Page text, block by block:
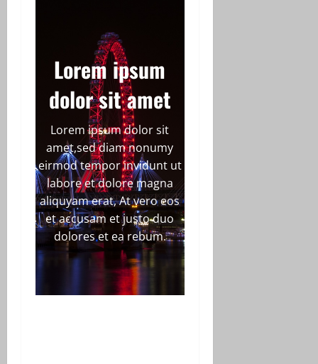
Lorem ipsum
dolor sit amet
Lorem ipsum dolor sit
amet,sed diam nonumy
eirmod tempor invidunt ut
labore et dolore magna
aliquyam erat, At vero eos
et accusam et justo duo
dolores et ea rebum.